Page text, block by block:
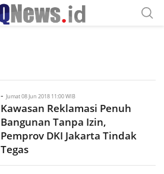
- Jumat 08 Jun 2018 11:00 WIB
Kawasan Reklamasi Penuh
Bangunan Tanpa Izin,
Pemprov DKI Jakarta Tindak
Tegas